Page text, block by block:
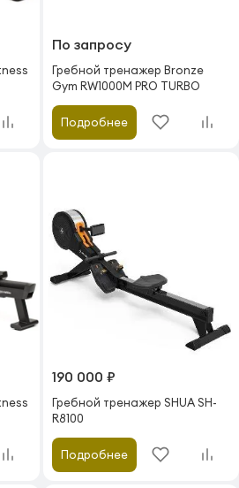
По запросу
Гребной тренажер Bronze
Gym RW1000M PRO TURBO
Подробнее
190 000 ₽
Гребной тренажер SHUA SH-
R8100
Подробнее